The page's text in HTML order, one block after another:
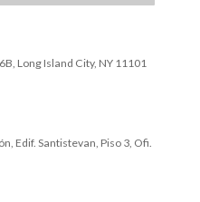
Long Island City, NY 11101
Edif. Santistevan, Piso 3, Ofi.